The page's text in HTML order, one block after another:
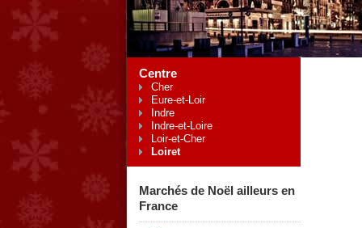
Centre
Cher
Eure-et-Loir
Indre
Indre-et-Loire
Loir-et-Cher
Loiret
Marchés de Noël ailleurs en
France